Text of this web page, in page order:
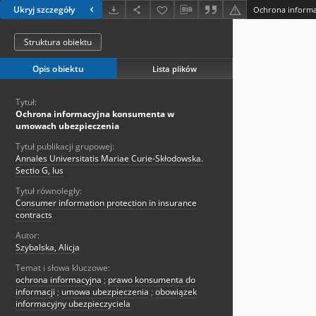
Ukryj szczegóły
Struktura obiektu
Opis obiektu Lista plików
Tytuł:
Ochrona informacyjna konsumenta w
umowach ubezpieczenia
Tytuł publikacji grupowej:
Annales Universitatis Mariae Curie-Skłodowska.
Sectio G, Ius
Tytuł równoległy:
Consumer information protection in insurance
contracts
Autor:
Szybalska, Alicja
Temat i słowa kluczowe:
ochrona informacyjna ; prawo konsumenta do
informacji ; umowa ubezpieczenia ; obowiązek
informacyjny ubezpieczyciela